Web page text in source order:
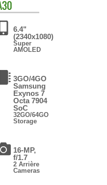
6.4"
(2340x1080)
Super
AMOLED
3GO/4GO
Samsung
Exynos 7
Octa 7904
SoC
32GO/64GO
Storage
16-MP,
f/1.7
2 Arrière
Cameras